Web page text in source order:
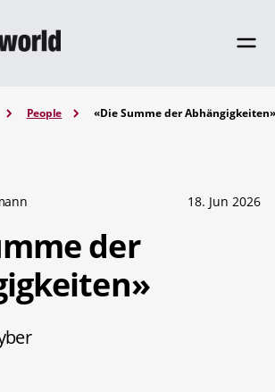
People «Die Summe der
18. Jun 2026
der